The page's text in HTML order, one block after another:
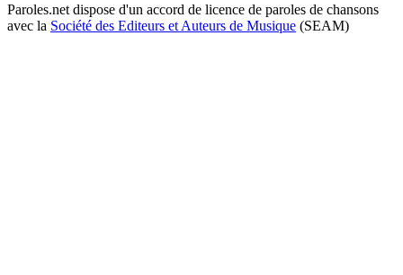
Paroles.net dispose d'un accord de licence de paroles de chansons
avec la Société des Editeurs et Auteurs de Musique (SEAM)